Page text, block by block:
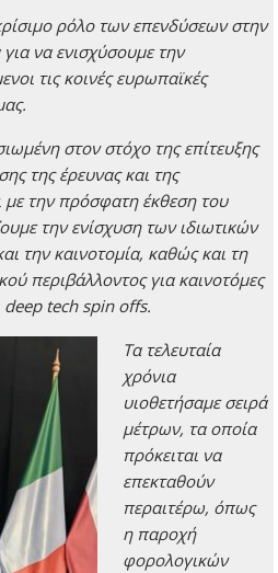
ρόλο των επενδύσεων στην
να ενισχύσουμε την
τις κοινές ευρωπαϊκές
στον στόχο της επίτευξης
της έρευνας και της
με την πρόσφατη έκθεση του
την ενίσχυση των ιδιωτικών
την καινοτομία, καθώς και τη
περιβάλλοντος για καινοτόμες
deep tech spin offs.
Τα τελευταία
χρόνια
υιοθετήσαμε σειρά
μέτρων, τα οποία
πρόκειται να
επεκταθούν
περαιτέρω, όπως
η παροχή
φορολογικών